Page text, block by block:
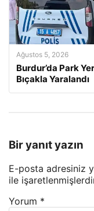
Ağustos 5, 2026
Burdur’da Park
Bıçakla Yaralandı
Bir yanıt yazın
E-posta adresiniz
ile
Yorum *